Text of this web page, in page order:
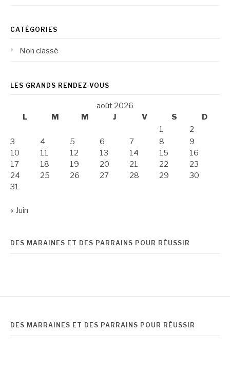
CATÉGORIES
Non classé
LES GRANDS RENDEZ-VOUS
août 2026
L
M M J V S
D
1
2
3
4 5 6 7 8
9
10
11 12 13 14 15
16
17
18 19 20 21 22
23
24
25 26 27 28 29
30
31
« Juin
DES MARAINES ET DES PARRAINS POUR RÉUSSIR
DES MARRAINES ET DES PARRAINS POUR RÉUSSIR